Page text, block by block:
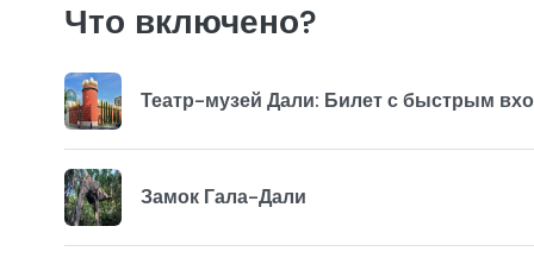
Что включено?
Театр-музей Дали: Билет с быстрым
Замок Гала-Дали